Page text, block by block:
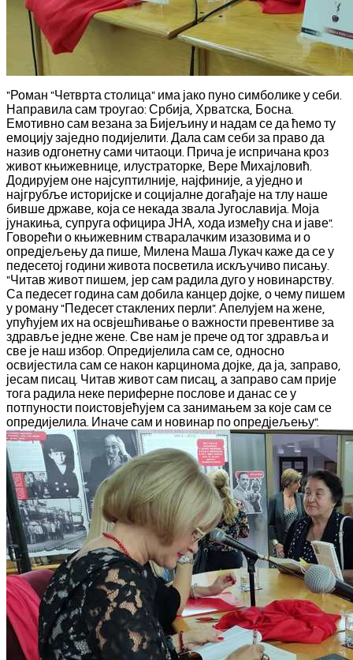
"Роман "Четврта столица" има јако пуно симболике у себи.
Направила сам троугао: Србија, Хрватска, Босна.
Емотивно сам везана за Бијељину и надам се да ћемо ту
емоцију заједно подијелити. Дала сам себи за право да
назив одгонетну сами читаоци. Прича је испричана кроз
живот књижевнице, илустраторке, Вере Михајловић.
Додирујем оне најсуптилније, најфиније, а уједно и
најгрубље историјске и социјалне догађаје на тлу наше
бивше државе, која се некада звала Југославија. Моја
јунакиња, супруга официра ЈНА, хода између сна и јаве".
Говорећи о књижевним стваралачким изазовима и о
опредјељењу да пише, Милена Маша Лукач каже да се у
педесетој години живота посветила искључиво писању.
"Читав живот пишем, јер сам радила дуго у новинарству.
Са педесет година сам добила канцер дојке, о чему пишем
у роману "Педесет стаклених перли". Апелујем на жене,
упућујем их на освјешћивање о важности превентиве за
здравље једне жене. Све нам је прече од тог здравља и
све је наш избор. Опредијелила сам се, односно
освијестила сам се након карцинома дојке, да ја, заправо,
јесам писац. Читав живот сам писац, а заправо сам прије
тога радила неке периферне послове и данас се у
потпуности поистовјећујем са занимањем за које сам се
опредијелила. Иначе сам и новинар по опредјељењу".